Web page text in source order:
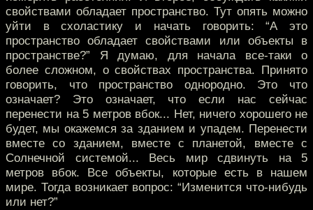
свойствами обладает пространство. Тут опять можно
уйти в схоластику и начать говорить: “А это
пространство обладает свойствами или объекты в
пространстве?” Я думаю, для начала все-таки о
более сложном, о свойствах пространства. Принято
говорить, что пространство однородно. Это что
означает? Это означает, что если нас сейчас
перенести на 5 метров вбок... Нет, ничего хорошего не
будет, мы окажемся за зданием и упадем. Перенести
вместе со зданием, вместе с планетой, вместе с
Солнечной системой... Весь мир сдвинуть на 5
метров вбок. Все объекты, которые есть в нашем
мире. Тогда возникает вопрос: “Изменится что-нибудь
или нет?”